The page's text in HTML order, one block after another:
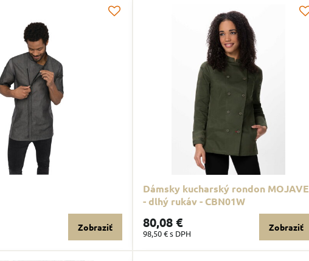
Zobraziť
Dámsky kucharský rondon MOJAVE
- dlhý rukáv - CBN01W
80,08 €
98,50 €s DPH
Zobraziť